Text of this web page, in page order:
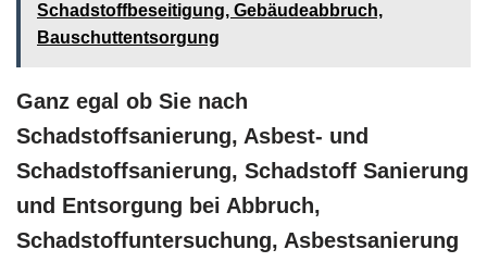
Schadstoffbeseitigung, Gebäudeabbruch,
Bauschuttentsorgung
Ganz egal ob Sie nach
Schadstoffsanierung, Asbest- und
Schadstoffsanierung, Schadstoff Sanierung
und Entsorgung bei Abbruch,
Schadstoffuntersuchung, Asbestsanierung